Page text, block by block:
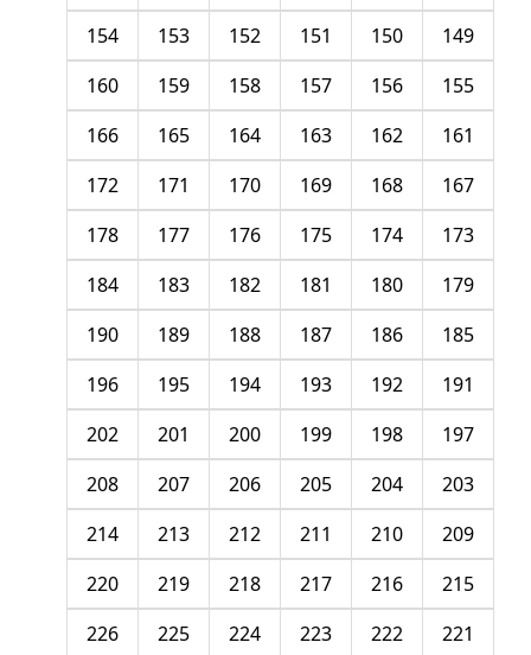
149
150
151
152
153
154
155
156
157
158
159
160
161
162
163
164
165
166
167
168
169
170
171
172
173
174
175
176
177
178
179
180
181
182
183
184
185
186
187
188
189
190
191
192
193
194
195
196
197
198
199
200
201
202
203
204
205
206
207
208
209
210
211
212
213
214
215
216
217
218
219
220
221
222
223
224
225
226